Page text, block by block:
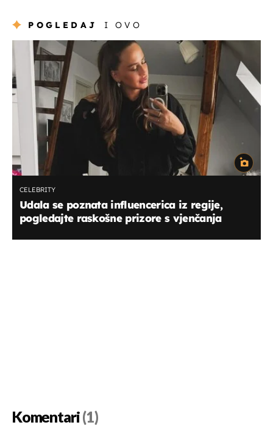
POGLEDAJ I OVO
CELEBRITY
Udala se poznata influencerica iz regije,
pogledajte raskošne prizore s vjenčanja
Komentari(1)